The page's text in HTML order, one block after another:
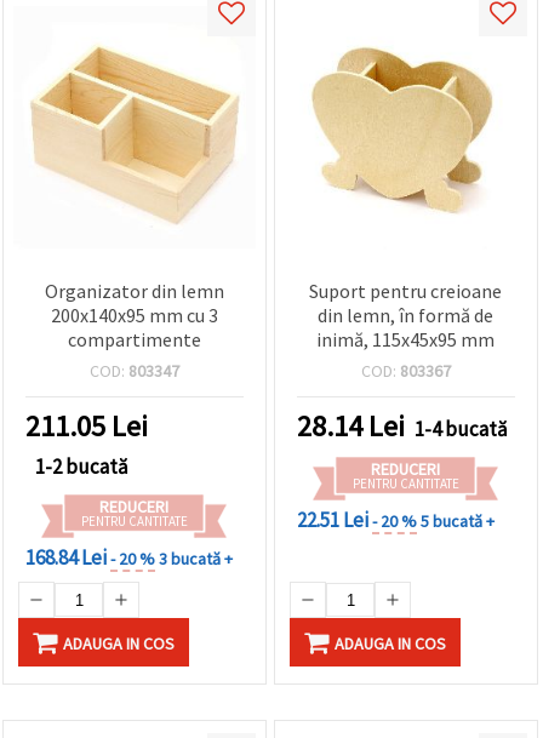
Organizator din lemn
200x140x95 mm cu 3
compartimente
COD: 803347
211.05 Lei
1-2 bucată
REDUCERI
PENTRU CANTITATE
168.84 Lei- 20 %3 bucată +
ADAUGA IN COS
Suport pentru creioane
din lemn, în formă de
inimă, 115x45x95 mm
COD: 803367
28.14Lei 1-4 bucată
REDUCERI
PENTRU CANTITATE
22.51 Lei- 20 %5 bucată +
ADAUGA IN COS